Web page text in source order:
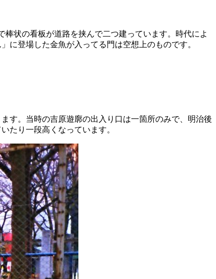
状の看板が道路を挟んで二つ建っています。時代によ
に登場した金魚が入ってる門は空想上のものです。
す。当時の吉原遊廓の出入り口は一箇所のみで、明治後
たり一段高くなっています。